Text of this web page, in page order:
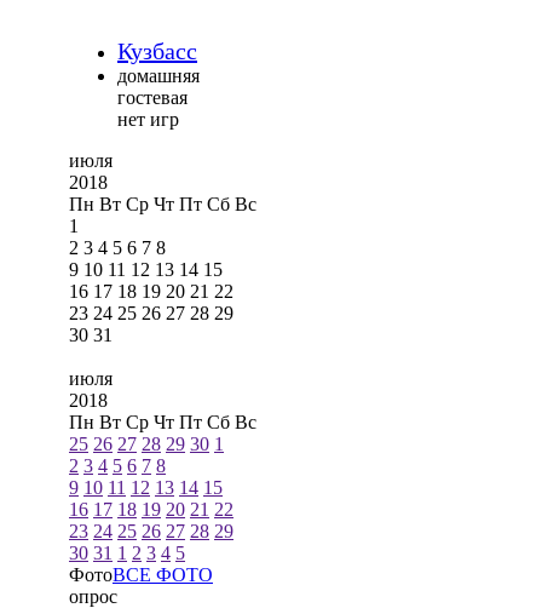
Кузбасс
домашняя
гостевая
нет игр
июля
2018
Пн Вт Ср Чт Пт Сб Вс
1
2 3 4 5 6 7 8
9 10 11 12 13 14 15
16 17 18 19 20 21 22
23 24 25 26 27 28 29
30 31
июля
2018
Пн Вт Ср Чт Пт Сб Вс
25 26 27 28 29 30 1
2 3 4 5 6 7 8
9 10 11 12 13 14 15
16 17 18 19 20 21 22
23 24 25 26 27 28 29
30 31 1 2 3 4 5
ФотоВСЕ ФОТО
опрос